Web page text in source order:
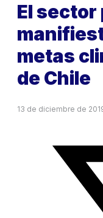
El
metas
de Chile
13 de diciembre de